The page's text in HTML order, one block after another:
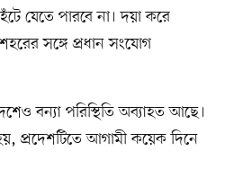
যেতে পারবে না। দয়া করে
সঙ্গে প্রধান সংযোগ
বন্যা পরিস্থিতি অব্যাহত আছে।
প্রদেশটিতে আগামী কয়েক দিনে